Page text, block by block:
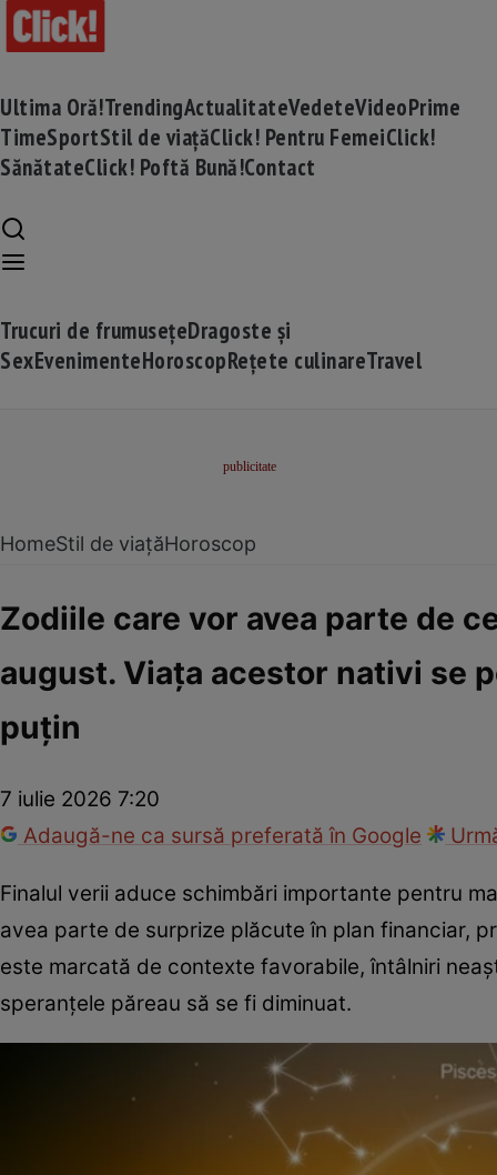
Ultima Oră!TrendingActualitateVedeteVideoPrime
TimeSportStil de viațăClick! Pentru FemeiClick!
SănătateClick! Poftă Bună!Contact
Trucuri de frumusețeDragoste și
SexEvenimenteHoroscopRețete culinareTravel
HomeStil de viațăHoroscop
Zodiile care vor avea parte de
august. Viața acestor nativi se
puțin
7 iulie 2026 7:20
Adaugă-ne ca sursă preferată în Google
Finalul verii aduce schimbări importante pentru
avea parte de surprize plăcute în plan financiar,
este marcată de contexte favorabile, întâlniri
speranțele păreau să se fi diminuat.